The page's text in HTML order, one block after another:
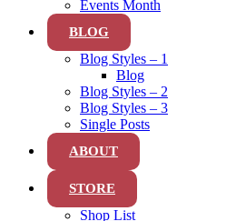
Events Month
BLOG
Blog Styles – 1
Blog
Blog Styles – 2
Blog Styles – 3
Single Posts
ABOUT
STORE
Shop List